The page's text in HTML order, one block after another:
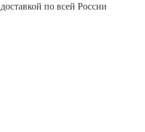
по всей России